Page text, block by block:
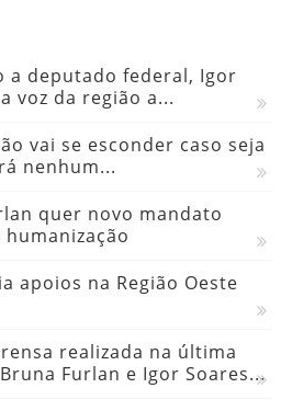
a deputado federal, Igor
voz da região a...
vai se esconder caso seja
nenhum...
quer novo mandato
apoios na Região Oeste
realizada na última
Furlan e Igor Soares...